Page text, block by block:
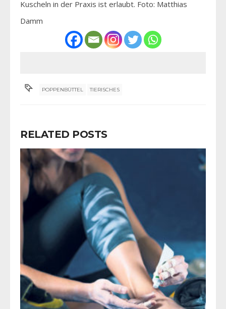
Kuscheln in der Praxis ist erlaubt. Foto: Matthias
Damm
POPPENBÜTTEL TIERISCHES
RELATED POSTS